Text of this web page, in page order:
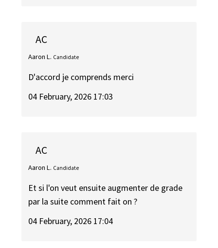
AC
Aaron L. Candidate
D'accord je comprends merci
04 February, 2026 17:03
AC
Aaron L. Candidate
Et si l'on veut ensuite augmenter de grade
par la suite comment fait on ?
04 February, 2026 17:04